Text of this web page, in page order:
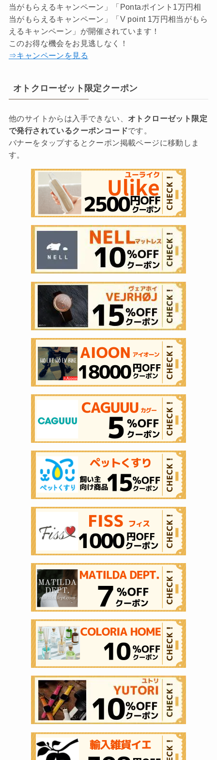
当がもらえるキャンペーン」「Pontaポイント1万円相
当がもらえるキャンペーン」「V point 1万円相当がもら
えるキャンペーン」が開催されています！
このお得な機会をお見逃しなく！
⇒キャンペーンを見る
オトクローゼット限定クーポン
他のサイトからは入手できない、 オトクローゼット限定
で発行されているクーポンコードです。
バナーをタップするとクーポン掲載ページに移動しま
す。